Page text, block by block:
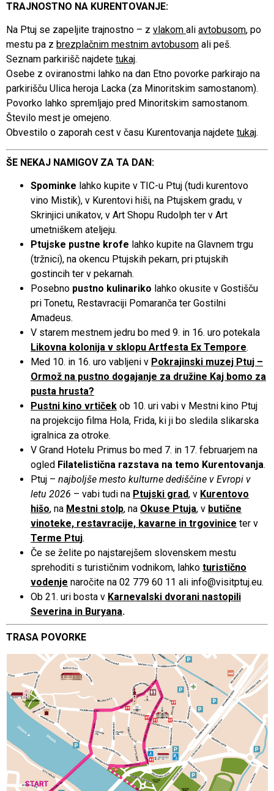
TRAJNOSTNO NA KURENTOVANJE:
Na Ptuj se zapeljite trajnostno – z vlakom ali avtobusom, po
mestu pa z brezplačnim mestnim avtobusom ali peš.
Seznam parkirišč najdete tukaj.
Osebe z oviranostmi lahko na dan Etno povorke parkirajo na
parkirišču Ulica heroja Lacka (za Minoritskim samostanom).
Povorko lahko spremljajo pred Minoritskim samostanom.
Število mest je omejeno.
Obvestilo o zaporah cest v času Kurentovanja najdete tukaj.
ŠE NEKAJ NAMIGOV ZA TA DAN:
Spominke lahko kupite v TIC-u Ptuj (tudi kurentovo
vino Mistik), v Kurentovi hiši, na Ptujskem gradu, v
Skrinjici unikatov, v Art Shopu Rudolph ter v Art
umetniškem ateljeju.
Ptujske pustne krofe lahko kupite na Glavnem trgu
(tržnici), na okencu Ptujskih pekarn, pri ptujskih
gostincih ter v pekarnah.
Posebno pustno kulinariko lahko okusite v Gostišču
pri Tonetu, Restavraciji Pomaranča ter Gostilni
Amadeus.
V starem mestnem jedru bo med 9. in 16. uro potekala
Likovna kolonija v sklopu Artfesta Ex Tempore.
Med 10. in 16. uro vabljeni v Pokrajinski muzej Ptuj –
Ormož na pustno dogajanje za družine Kaj bomo za
pusta hrusta?
Pustni kino vrtiček ob 10. uri vabi v Mestni kino Ptuj
na projekcijo filma Hola, Frida, ki ji bo sledila slikarska
igralnica za otroke.
V Grand Hotelu Primus bo med 7. in 17. februarjem na
ogled Filatelistična razstava na temo Kurentovanja.
Ptuj – najboljše mesto kulturne dediščine v Evropi v
letu 2026 – vabi tudi na Ptujski grad, v Kurentovo
hišo, na Mestni stolp, na Okuse Ptuja, v butične
vinoteke, restavracije, kavarne in trgovinice ter v
Terme Ptuj.
Če se želite po najstarejšem slovenskem mestu
sprehoditi s turističnim vodnikom, lahko turistično
vodenje naročite na 02 779 60 11 ali info@visitptuj.eu.
Ob 21. uri bosta v Karnevalski dvorani nastopili
Severina in Buryana.
TRASA POVORKE